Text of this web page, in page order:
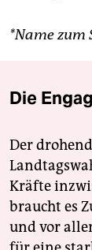
*Name zum
Die
Der
Kräfte
braucht es
und vor